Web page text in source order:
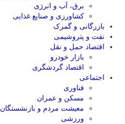
برق، آب و انرژی
کشاورزی و صنایع غذایی
بازرگانی و گمرک
نفت و پتروشیمی
اقتصاد حمل و نقل
بازار خودرو
اقتصاد گردشگری
اجتماعی
فناوری
مسکن و عمران
معیشت مردم و بازنشستگان
ورزشی